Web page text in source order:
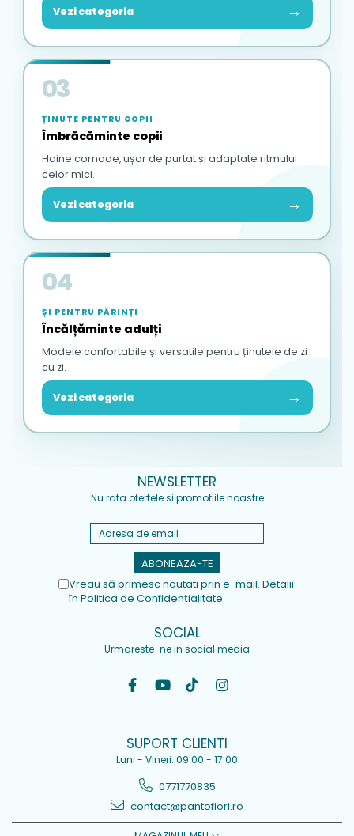
Vezi categoria →
03
ȚINUTE PENTRU COPII
Îmbrăcăminte copii
Haine comode, ușor de purtat și adaptate ritmului
celor mici.
Vezi categoria →
04
ȘI PENTRU PĂRINȚI
Încălțăminte adulți
Modele confortabile și versatile pentru ținutele de zi
cu zi.
Vezi categoria →
NEWSLETTER
Nu rata ofertele si promotiile noastre
Vreau să primesc noutati prin e-mail. Detalii
în Politica de Confidențialitate.
SOCIAL
Urmareste-ne in social media
SUPORT CLIENTI
Luni - Vineri: 09:00 - 17:00
0771770835
contact@pantofiori.ro